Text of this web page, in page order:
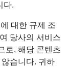
다.
대한 규제 조
당사의 서비스
로, 해당 콘텐츠
습니다. 귀하